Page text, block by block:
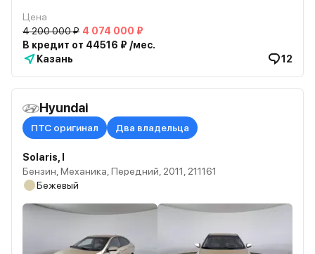
Цена
4 200 000 ₽ 4 074 000 ₽
В кредит от 44516 ₽ /мес.
Казань
12
Hyundai
ПТС оригинал Два владельца
Solaris, I
Бензин, Механика, Передний, 2011, 211161
Бежевый